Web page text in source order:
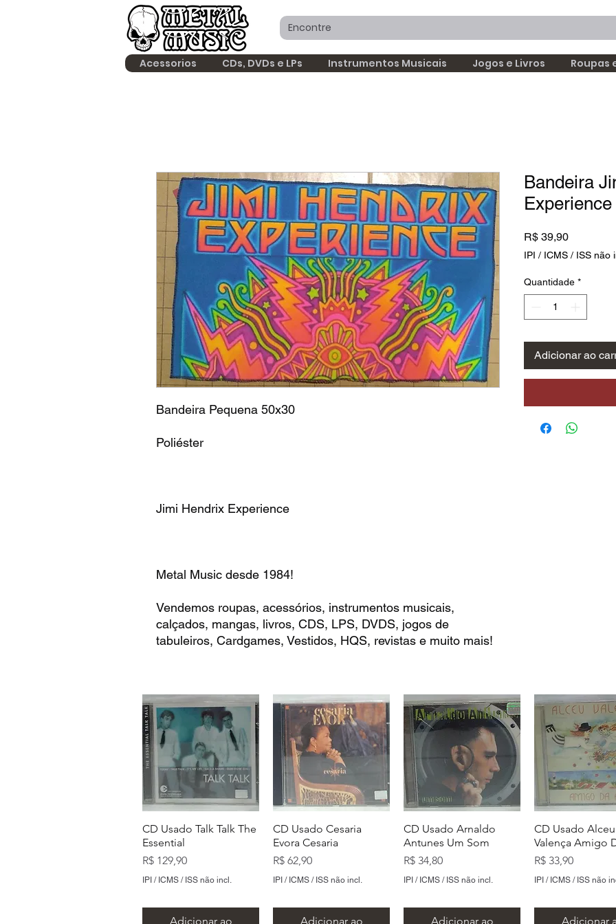
Acessorios CDs, DVDs e LPs Instrumentos Musicais Jogos e Livros Roupas
Bandeira Pequena 50x30
Poliéster
Jimi Hendrix Experience
Metal Music desde 1984!
Vendemos roupas, acessórios, instrumentos musicais,
calçados, mangas, livros, CDS, LPS, DVDS, jogos de
tabuleiros, Cardgames, Vestidos, HQS, revistas e muito mais!
Bandeira
R$ 39,90Preço
IPI / ICMS / ISS não
Quantidade *
Adicionar ao
CD Usado Talk Talk The
Essential
Preço
R$ 129,90
IPI / ICMS / ISS não incl.
Adicionar ao
CD Usado Cesaria
Evora Cesaria
Preço
R$ 62,90
IPI / ICMS / ISS não incl.
Adicionar ao
CD Usado Arnaldo
Antunes Um Som
Preço
R$ 34,80
IPI / ICMS / ISS não incl.
Adicionar ao
CD Usado Alceu
Valença Amigo
Preço
R$ 33,90
IPI / ICMS / ISS não
Adicionar